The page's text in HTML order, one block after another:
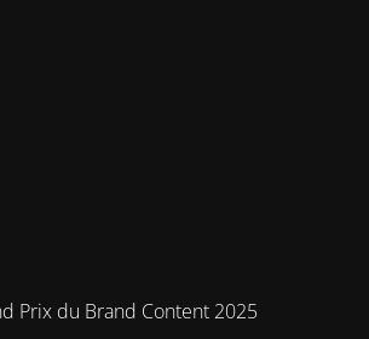
Prix du Brand Content 2025